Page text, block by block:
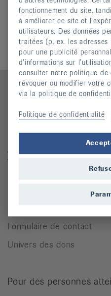
Contact
Ligue suisse contre le
Josefstrasse 92, 8005
Téléphone: 044 487 40 00
Commande Téléphone:
Formulaire de contact
Univers des dons
Pour des personnes
fonctionnement du site,
à améliorer ce site et
utilisateurs. Des données
traitées (p. ex. les adresses
pour une publicité
d’informations sur
consulter notre politique de
révoquer ou modifier votre
via la politique de
Politique de confidentialité